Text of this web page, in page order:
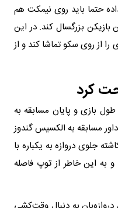
حتما باید روی نیمکت هم
بازیکن بزرگسال کند. در این
از روی سکو تماشا کند و از
کرد
بازی و پایان مسابقه به
مسابقه به الکسیس گندوز
جلوی دروازه به یکباره با
به این خاطر از توپ فاصله